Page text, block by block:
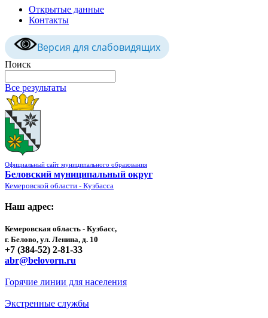
Открытые данные
Контакты
Версия для слабовидящих
Поиск
Все результаты
Официальный сайт муниципального образования
Беловский муниципальный округ
Кемеровской области - Кузбасса
Наш адрес:
Кемеровская область - Кузбасс,
г. Белово, ул. Ленина, д. 10
+7 (384-52) 2-81-33
abr@belovorn.ru
Горячие линии для населения
Экстренные службы